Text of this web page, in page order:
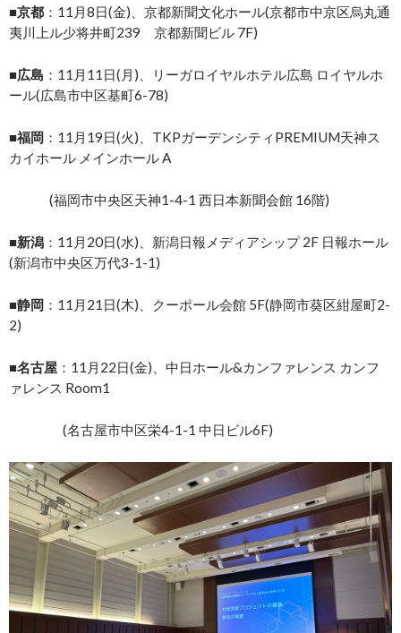
■京都 ：11月8日(金)、京都新聞文化ホール(京都市中京区烏丸通
夷川上ル少将井町239 京都新聞ビル 7F)
■広島 ：11月11日(月)、リーガロイヤルホテル広島 ロイヤルホ
ール(広島市中区基町6-78)
■福岡 ：11月19日(火)、TKPガーデンシティPREMIUM天神ス
カイホール メインホール A
(福岡市中央区天神1-4-1 西日本新聞会館 16階)
■新潟 ：11月20日(水)、新潟日報メディアシップ 2F 日報ホール
(新潟市中央区万代3-1-1)
■静岡 ：11月21日(木)、クーポール会館 5F(静岡市葵区紺屋町2-
2)
■名古屋 ：11月22日(金)、中日ホール&カンファレンス カンフ
ァレンス Room1
(名古屋市中区栄4-1-1 中日ビル6F)